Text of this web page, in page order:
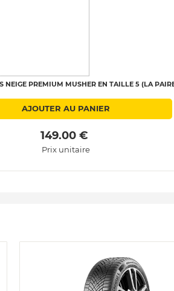
NEIGE PREMIUM MUSHER EN TAILLE 5 (LA
AJOUTER AU PANIER
149.00 €
Prix unitaire